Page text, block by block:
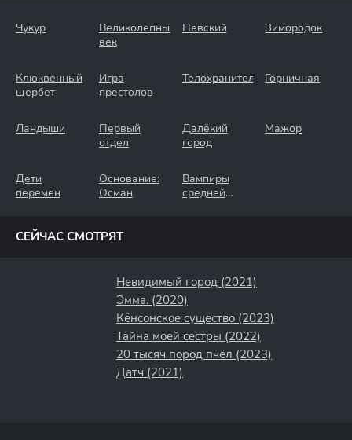
Чукур
Великолепный
век
Невский Зимородок
Клюквенный
щербет
Игра
престолов
Телохранители Горничная
Ландыши
Первый
отдел
Далёкий
город
Мажор
Дети
перемен
Основание:
Осман
Вампиры
средней
СЕЙЧАС СМОТРЯТ
Невидимый город (2021)
Эмма. (2020)
Кёнсонское существо (2023)
Тайна моей сестры (2022)
20 тысяч пород пчёл (2023)
Датч (2021)